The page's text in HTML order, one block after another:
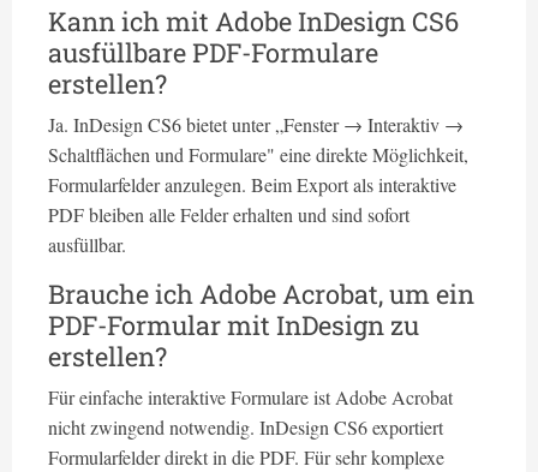
Kann ich mit Adobe InDesign CS6
ausfüllbare PDF-Formulare
erstellen?
Ja. InDesign CS6 bietet unter „Fenster → Interaktiv →
Schaltflächen und Formulare" eine direkte Möglichkeit,
Formularfelder anzulegen. Beim Export als interaktive
PDF bleiben alle Felder erhalten und sind sofort
ausfüllbar.
Brauche ich Adobe Acrobat, um ein
PDF-Formular mit InDesign zu
erstellen?
Für einfache interaktive Formulare ist Adobe Acrobat
nicht zwingend notwendig. InDesign CS6 exportiert
Formularfelder direkt in die PDF. Für sehr komplexe